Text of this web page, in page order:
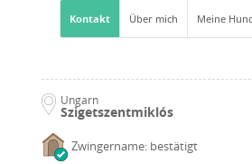
Kontakt Über mich Meine
Ungarn
Szigetszentmiklós
Zwingername: bestätigt